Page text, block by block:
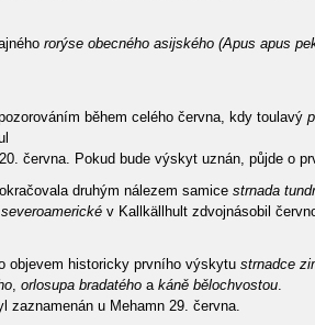
rorýse obecného asijského (Apus apus
během celého června, kdy toulavý
června. Pokud bude výskyt uznán, půjde o
druhým nálezem samice strnada
v Kallkällhult zdvojnásobil
objevem historicky prvního výskytu strnadce
, orlosupa bradatého a káně bělochvostou.
zaznamenán u Mehamn 29. června.